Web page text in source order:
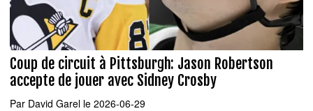
Coup de circuit à Pittsburgh: Jason Robertson
accepte de jouer avec Sidney Crosby
Par David Garel le 2026-06-29